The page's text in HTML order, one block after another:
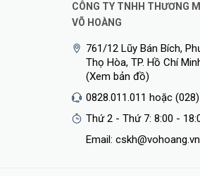
CÔNG TY TNHH THƯƠNG
VÕ HOÀNG
761/12 Lũy Bán Bích,
Thọ Hòa, TP. Hồ Chí
(Xem bản đồ)
0828.011.011 hoặc
Thứ 2 - Thứ 7: 8:00 -
Email: cskh@vohoang.vn